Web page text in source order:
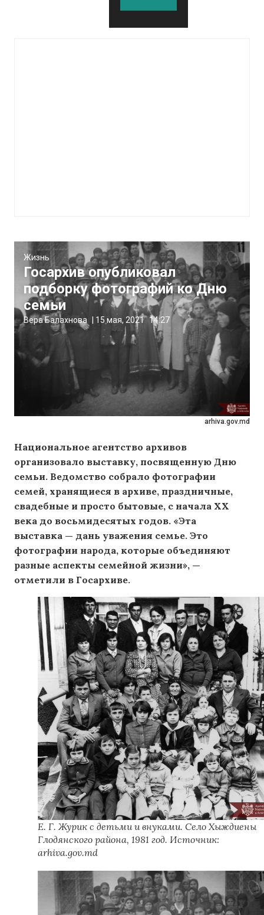
arhiva.gov.md
Жизнь
Госархив опубликовал
подборку фотографий ко Дню
семьи
Вера Балахнова 15 мая, 2021 14:27
Национальное агентство архивов
организовало выставку, посвященную Дню
семьи. Ведомство собрало фотографии
семей, хранящиеся в архиве, праздничные,
свадебные и просто бытовые, с начала XX
века до восьмидесятых годов. «Эта
выставка — дань уважения семье. Это
фотографии народа, которые объединяют
разные аспекты семейной жизни», —
отметили в Госархиве.
Е. Г. Журик с детьми и внуками. Село Хыждиены
Глодянского района, 1981 год. Источник:
arhiva.gov.md